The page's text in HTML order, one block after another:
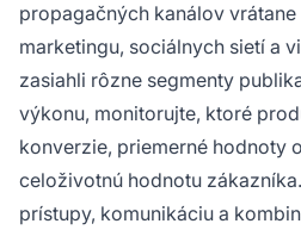
propagačných kanálov
marketingu, sociálnych sietí a
zasiahli rôzne segmenty
výkonu, monitorujte, ktoré
konverzie, priemerné hodnoty
celoživotnú hodnotu
prístupy, komunikáciu a